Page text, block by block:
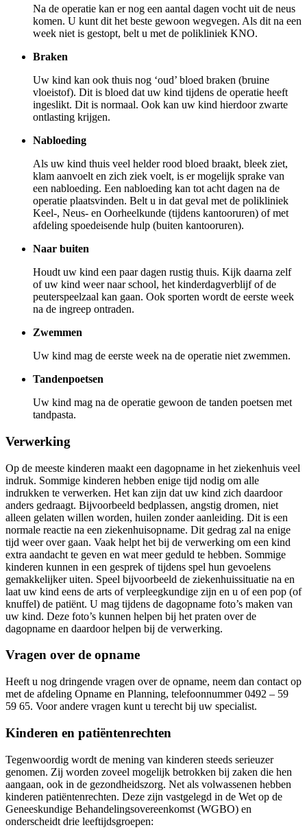
Na de operatie kan er nog een aantal dagen vocht uit de neus
komen. U kunt dit het beste gewoon wegvegen. Als dit na een
week niet is gestopt, belt u met de polikliniek KNO.
Braken
Uw kind kan ook thuis nog ‘oud’ bloed braken (bruine
vloeistof). Dit is bloed dat uw kind tijdens de operatie heeft
ingeslikt. Dit is normaal. Ook kan uw kind hierdoor zwarte
ontlasting krijgen.
Nabloeding
Als uw kind thuis veel helder rood bloed braakt, bleek ziet,
klam aanvoelt en zich ziek voelt, is er mogelijk sprake van
een nabloeding. Een nabloeding kan tot acht dagen na de
operatie plaatsvinden. Belt u in dat geval met de polikliniek
Keel-, Neus- en Oorheelkunde (tijdens kantooruren) of met
afdeling spoedeisende hulp (buiten kantooruren).
Naar buiten
Houdt uw kind een paar dagen rustig thuis. Kijk daarna zelf
of uw kind weer naar school, het kinderdagverblijf of de
peuterspeelzaal kan gaan. Ook sporten wordt de eerste week
na de ingreep ontraden.
Zwemmen
Uw kind mag de eerste week na de operatie niet zwemmen.
Tandenpoetsen
Uw kind mag na de operatie gewoon de tanden poetsen met
tandpasta.
Verwerking
Op de meeste kinderen maakt een dagopname in het ziekenhuis veel
indruk. Sommige kinderen hebben enige tijd nodig om alle
indrukken te verwerken. Het kan zijn dat uw kind zich daardoor
anders gedraagt. Bijvoorbeeld bedplassen, angstig dromen, niet
alleen gelaten willen worden, huilen zonder aanleiding. Dit is een
normale reactie na een ziekenhuisopname. Dit gedrag zal na enige
tijd weer over gaan. Vaak helpt het bij de verwerking om een kind
extra aandacht te geven en wat meer geduld te hebben. Sommige
kinderen kunnen in een gesprek of tijdens spel hun gevoelens
gemakkelijker uiten. Speel bijvoorbeeld de ziekenhuissituatie na en
laat uw kind eens de arts of verpleegkundige zijn en u of een pop (of
knuffel) de patiënt. U mag tijdens de dagopname foto’s maken van
uw kind. Deze foto’s kunnen helpen bij het praten over de
dagopname en daardoor helpen bij de verwerking.
Vragen over de opname
Heeft u nog dringende vragen over de opname, neem dan contact op
met de afdeling Opname en Planning, telefoonnummer 0492 – 59
59 65. Voor andere vragen kunt u terecht bij uw specialist.
Kinderen en patiëntenrechten
Tegenwoordig wordt de mening van kinderen steeds serieuzer
genomen. Zij worden zoveel mogelijk betrokken bij zaken die hen
aangaan, ook in de gezondheidszorg. Net als volwassenen hebben
kinderen patiëntenrechten. Deze zijn vastgelegd in de Wet op de
Geneeskundige Behandelingsovereenkomst (WGBO) en
onderscheidt drie leeftijdsgroepen: